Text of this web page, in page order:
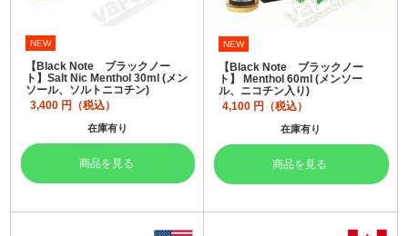
NEW
【Black Note ブラックノー
ト】Salt Nic Menthol 30ml (メン
ソール、ソルトニコチン)
3,400 円（税込）
在庫有り
商品を見る
NEW
【Black Note ブラックノー
ト】 Menthol 60ml (メンソー
ル、ニコチン入り)
4,100 円（税込）
在庫有り
商品を見る